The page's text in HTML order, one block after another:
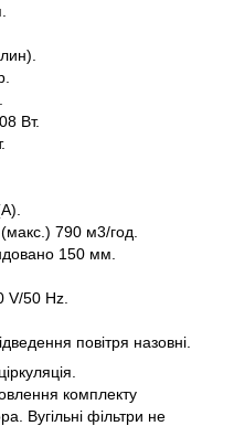
Вт.
790 м3/год.
150 мм.
V/50 Hz.
повітря назовні.
комплекту
Вугільні фільтри не